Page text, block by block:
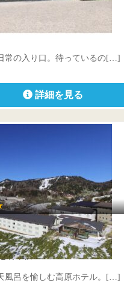
津4-182
常の入り口。待っているの[…]
詳細を見る
楽
村干俣2401
風呂を愉しむ高原ホテル。[…]